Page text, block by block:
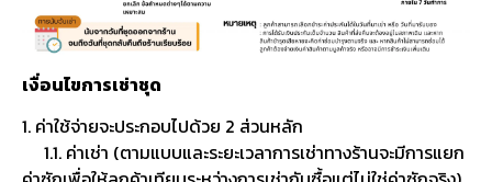
เงื่อนไขการเช่าชุด
1. ค่าใช้จ่ายจะประกอบไปด้วย 2 ส่วนหลัก
1.1. ค่าเช่า (ตามแบบและระยะเวลาการเช่าทางร้านจะมีการแยก